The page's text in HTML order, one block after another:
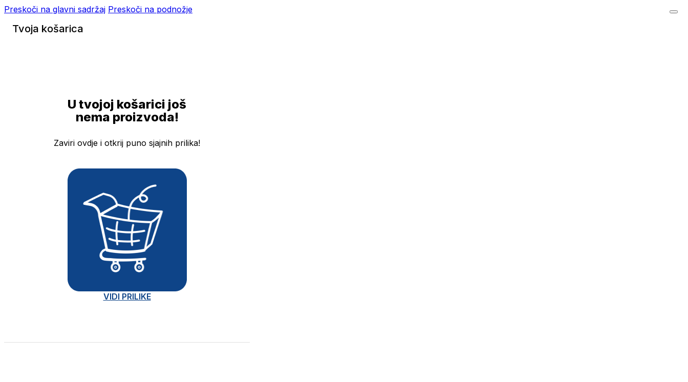
Preskoči na glavni sadržaj Preskoči na podnožje
Tvoja košarica
U tvojoj košarici još
nema proizvoda!
Zaviri ovdje i otkrij puno sjajnih prilika!
VIDI PRILIKE